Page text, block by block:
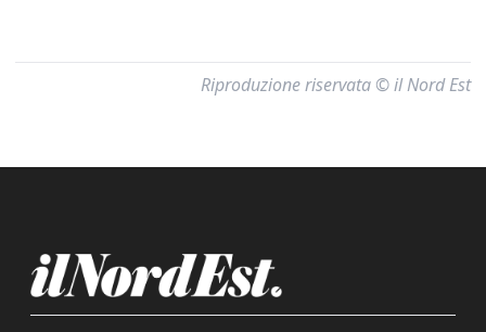
Riproduzione riservata © il Nord Est